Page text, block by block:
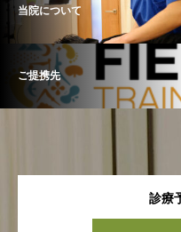
当院について
ご提携先
診療